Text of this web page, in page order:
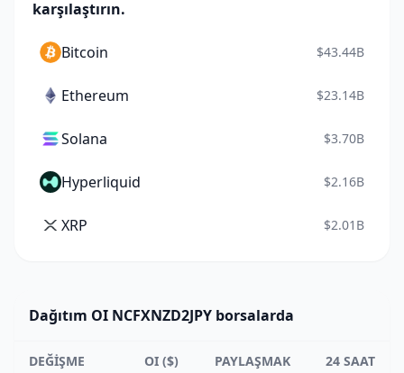
karşılaştırın.
Bitcoin $43.44B
Ethereum $23.14B
Solana $3.70B
Hyperliquid $2.16B
XRP $2.01B
Dağıtım OI NCFXNZD2JPY borsalarda
DEĞIŞME OI ($) PAYLAŞMAK 24 SAAT